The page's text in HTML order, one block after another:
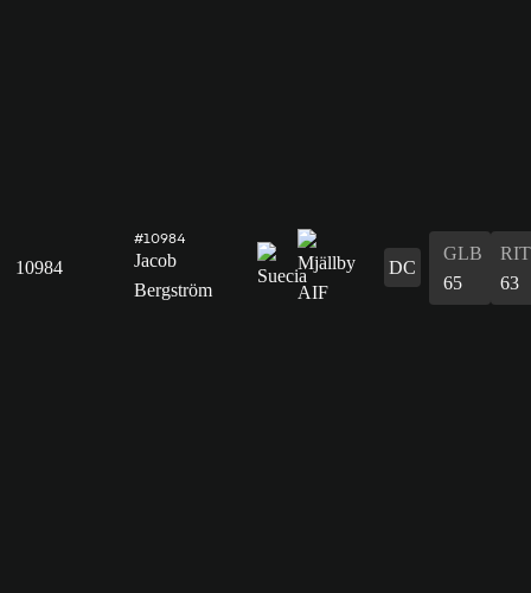
10984
#10984
Jacob
Bergström
DC
GLB
65
RIT
63